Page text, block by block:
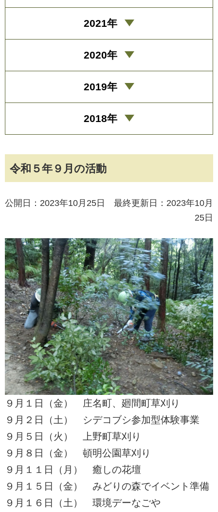
令和５年９月の活動
公開日：2023年10月25日 最終更新日：2023年10月
25日
９月１日（金） 庄名町、廻間町草刈り
９月２日（土） シデコブシ参加型体験事業
９月５日（火） 上野町草刈り
９月８日（金） 頓明公園草刈り
９月１１日（月） 癒しの花壇
９月１５日（金） みどりの森でイベント準備
９月１６日（土） 環境デーなごや
2021年
2020年
2019年
2018年